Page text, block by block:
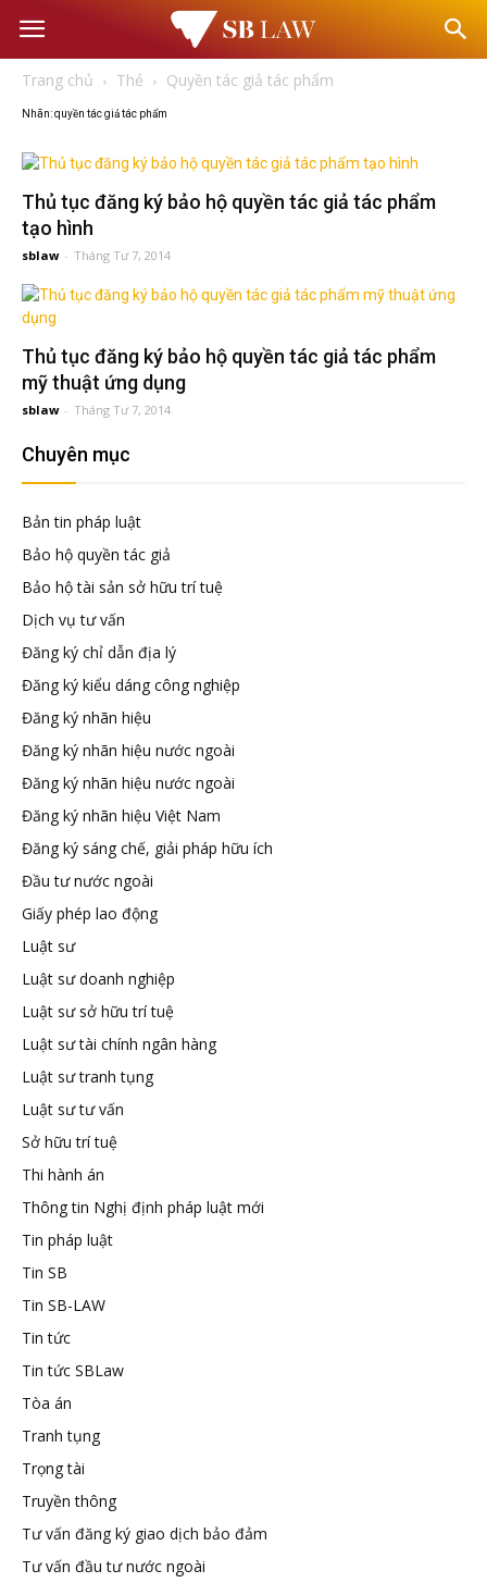
Văn
Luật
đầu
Đại
diện
hữu
tuệ
Trang chủ Thẻ Quyền tác giả tác phẩm
Nhãn: quyền tác giả tác phẩm
Thủ tục đăng ký bảo hộ quyền tác giả tác phẩm
tạo hình
sblaw - Tháng Tư 7, 2014
Thủ tục đăng ký bảo hộ quyền tác giả tác phẩm
mỹ thuật ứng dụng
sblaw - Tháng Tư 7, 2014
Chuyên mục
Bản tin pháp luật
Bảo hộ quyền tác giả
Bảo hộ tài sản sở hữu trí tuệ
Dịch vụ tư vấn
Đăng ký chỉ dẫn địa lý
Đăng ký kiểu dáng công nghiệp
Đăng ký nhãn hiệu
Đăng ký nhãn hiệu nước ngoài
Đăng ký nhãn hiệu nước ngoài
Đăng ký nhãn hiệu Việt Nam
Đăng ký sáng chế, giải pháp hữu ích
Đầu tư nước ngoài
Giấy phép lao động
Luật sư
Luật sư doanh nghiệp
Luật sư sở hữu trí tuệ
Luật sư tài chính ngân hàng
Luật sư tranh tụng
Luật sư tư vấn
Sở hữu trí tuệ
Thi hành án
Thông tin Nghị định pháp luật mới
Tin pháp luật
Tin SB
Tin SB-LAW
Tin tức
Tin tức SBLaw
Tòa án
Tranh tụng
Trọng tài
Truyền thông
Tư vấn đăng ký giao dịch bảo đảm
Tư vấn đầu tư nước ngoài